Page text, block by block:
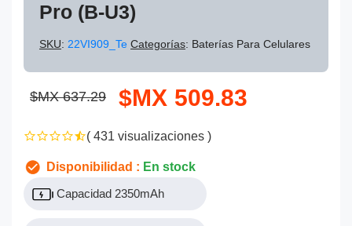
Pro (B-U3)
SKU: 22VI909_Te Categorías: Baterías Para Celulares
$MX 637.29 $MX 509.83
( 431 visualizaciones )
Disponibilidad : En stock
Capacidad 2350mAh